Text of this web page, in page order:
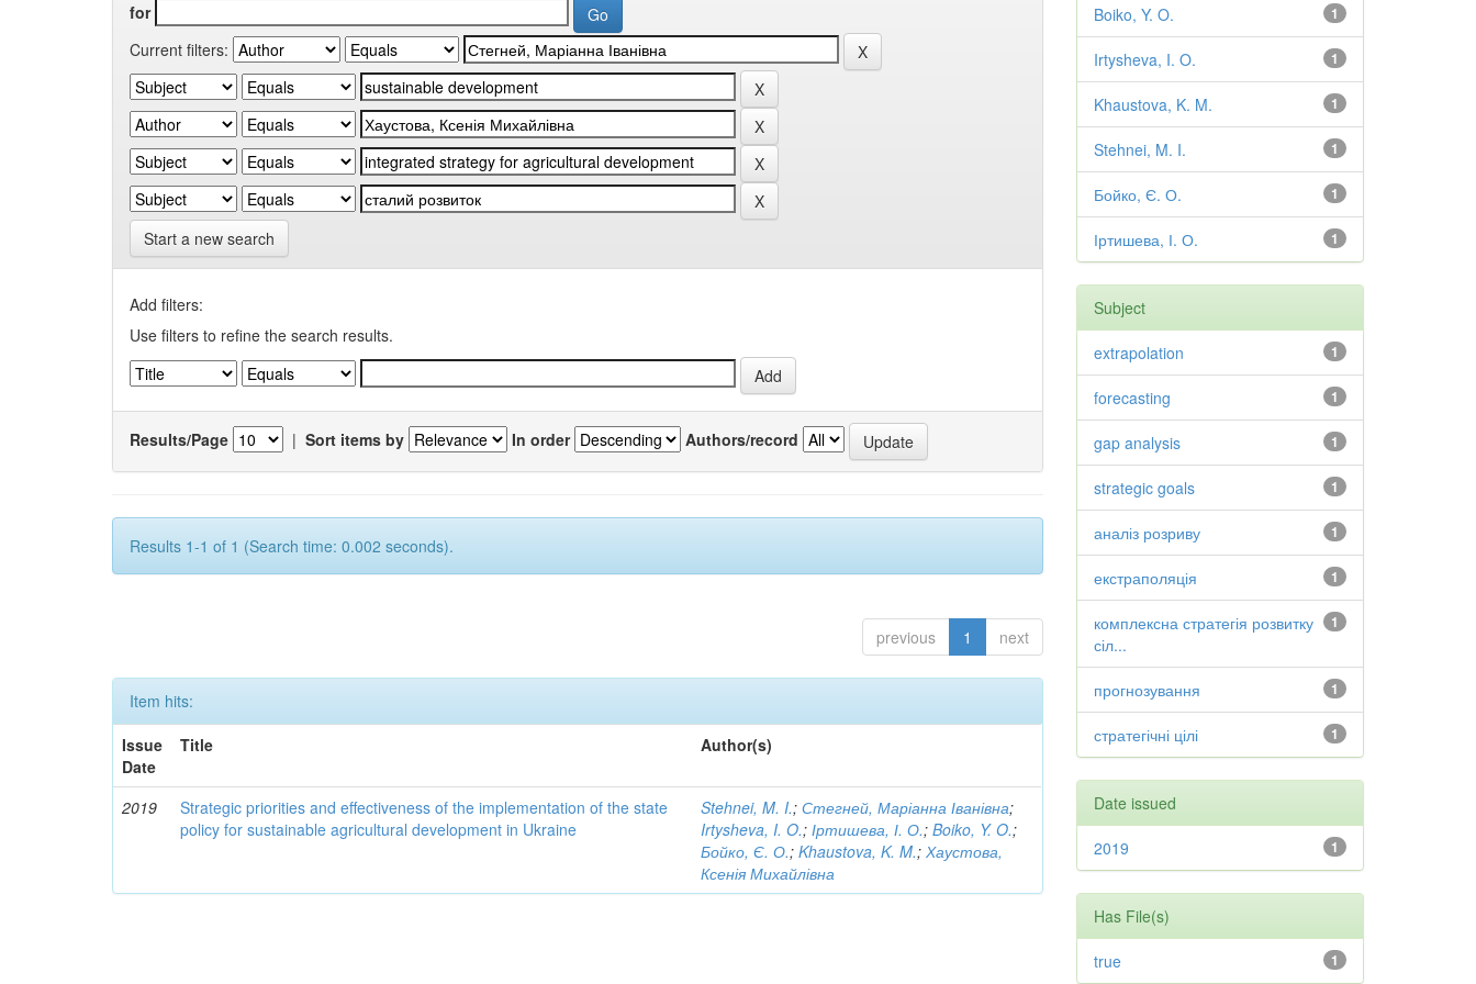
for
Current filters:
Start a new search
Add filters:
Use filters to refine the search results.
Results/Page | Sort items by In order Authors/record
Results 1-1 of 1 (Search time: 0.002 seconds).
previous 1 next
Item hits:
Issue
Date
Title Author(s)
2019
Strategic priorities and effectiveness of the implementation of the state
policy for sustainable agricultural development in Ukraine
Stehnei, M. I.;Стегней, Маріанна Іванівна;
Irtysheva, I. O.;Іртишева, І. О.;Boiko, Y. O.;
Бойко, Є. О.;Khaustova, K. M.;Хаустова,
Ксенія Михайлівна
1
Boiko, Y. O.
1
Irtysheva, I. O.
1
Khaustova, K. M.
1
Stehnei, M. I.
1
Бойко, Є. О.
1
Іртишева, І. О.
Subject
1
extrapolation
1
forecasting
1
gap analysis
1
strategic goals
1
аналіз розриву
1
екстраполяція
1
комплексна стратегія розвитку
сіл...
1
прогнозування
1
стратегічні цілі
Date issued
1
2019
Has File(s)
1
true